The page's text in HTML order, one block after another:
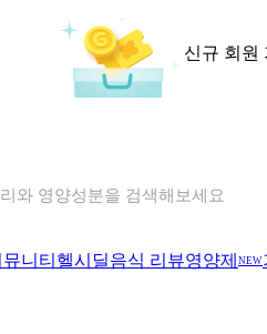
신규 회원
· 다이어트 음식 검색해보세요
니티 헬시딜음식 리뷰영양제 NEW